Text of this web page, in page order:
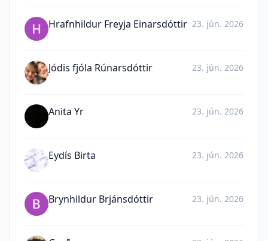
Hrafnhildur Freyja Einarsdóttir 23. jún. 2026
Jódis fjóla Rúnarsdóttir 23. jún. 2026
Anita Yr 23. jún. 2026
Eydís Birta 23. jún. 2026
Brynhildur Brjánsdóttir 23. jún. 2026